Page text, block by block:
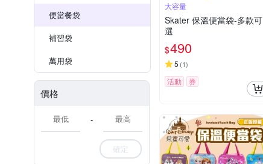
便當餐袋
補習袋
萬用袋
價格
-
確定
大容量
Skater 保溫便當袋-多款可
選
$490
5 (1)
活動 券